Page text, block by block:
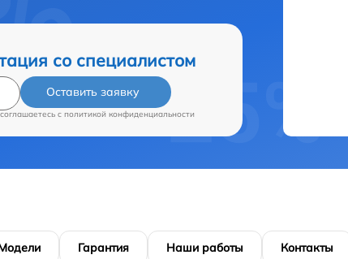
со специалистом
Оставить заявку
c политикой конфиденциальности
Гарантия Наши работы Контакты